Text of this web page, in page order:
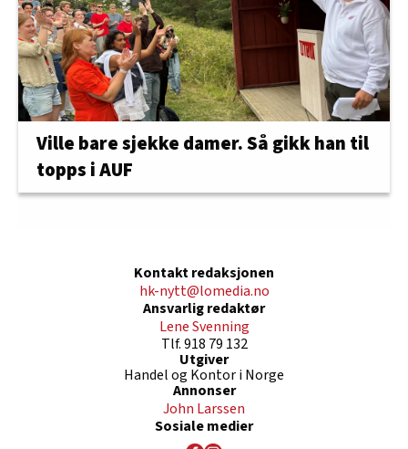
Ville bare sjekke damer. Så gikk han til
topps i AUF
Kontakt redaksjonen
hk-nytt@lomedia.no
Ansvarlig redaktør
Lene Svenning
Tlf. 918 79 132
Utgiver
Handel og Kontor i Norge
Annonser
John Larssen
Sosiale medier